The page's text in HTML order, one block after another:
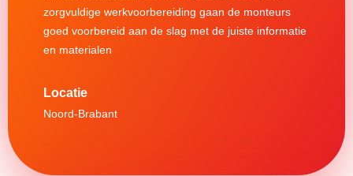
zorgvuldige werkvoorbereiding gaan de monteurs
goed voorbereid aan de slag met de juiste informatie
en materialen
Noord-Brabant